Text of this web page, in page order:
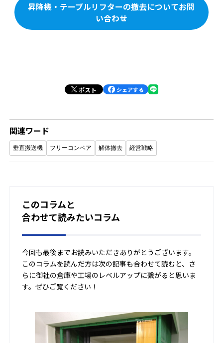
昇降機・テーブルリフターの撤去についてお問
い合わせ
ポスト シェアする
関連ワード
垂直搬送機 フリーコンベア 解体撤去 経営戦略
このコラムと
合わせて読みたいコラム
今回も最後までお読みいただきありがとうございます。
このコラムを読んだ方は次の記事も合わせて読むと、さ
らに御社の倉庫や工場のレベルアップに繋がると思いま
す。ぜひご覧ください！